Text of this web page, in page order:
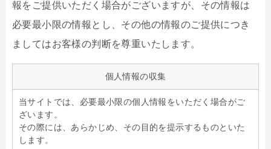
報をご提供いただく場合がございますが、その情報は
必要最小限の情報とし、その他の情報のご提供につき
ましてはお客様の判断を尊重いたします。
個人情報の収集
当サイトでは、必要最小限の個人情報をいただく場合がご
ざいます。
その際には、あらかじめ、その目的を提示するものといた
します。